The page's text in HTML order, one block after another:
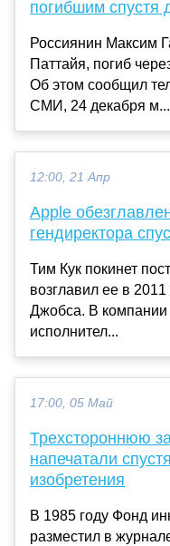
погибшим спустя
Россиянин Максим
Паттайя, погиб
Об этом сообщил
СМИ, 24 декабря м...
12:00, 21 Апр
Apple
гендиректора
Тим Кук покинет
возглавил ее в
Джобса. В компании
исполнител...
17:00, 05 Май
Трехстороннюю
напечатали
изобретения
В 1985 году Фонд
разместил в